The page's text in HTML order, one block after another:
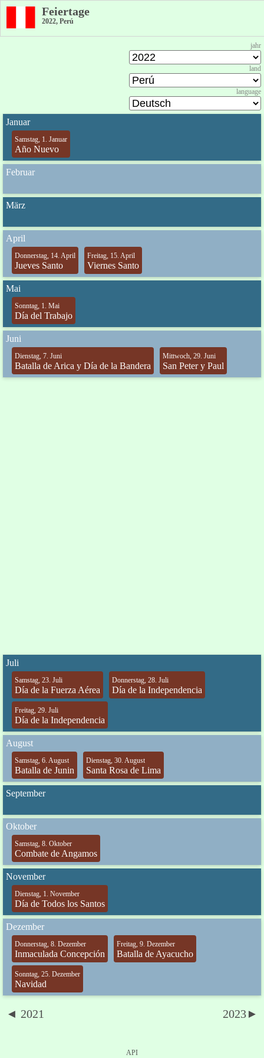
Feiertage
2022, Perú
jahr
land
language
Januar
Samstag, 1. Januar
Año Nuevo
Februar
März
April
Donnerstag, 14. April
Jueves Santo
Freitag, 15. April
Viernes Santo
Mai
Sonntag, 1. Mai
Día del Trabajo
Juni
Dienstag, 7. Juni
Batalla de Arica y Día de la Bandera
Mittwoch, 29. Juni
San Peter y Paul
Juli
Samstag, 23. Juli
Día de la Fuerza Aérea
Donnerstag, 28. Juli
Día de la Independencia
Freitag, 29. Juli
Día de la Independencia
August
Samstag, 6. August
Batalla de Junin
Dienstag, 30. August
Santa Rosa de Lima
September
Oktober
Samstag, 8. Oktober
Combate de Angamos
November
Dienstag, 1. November
Día de Todos los Santos
Dezember
Donnerstag, 8. Dezember
Inmaculada Concepción
Freitag, 9. Dezember
Batalla de Ayacucho
Sonntag, 25. Dezember
Navidad
◄ 2021 2023►
API